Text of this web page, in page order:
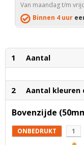
Van maandag t/m
Binnen 4 uur
1 Aantal
2 Aantal kleuren
Bovenzijde
ONBEDRUKT 1